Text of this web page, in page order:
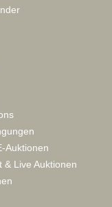
Auktionen
Live Auktionen